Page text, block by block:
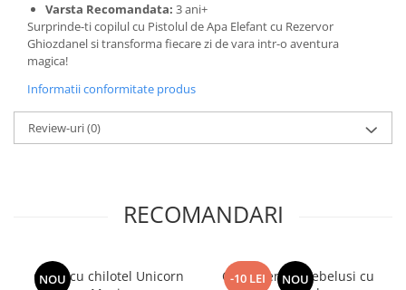
Varsta Recomandata: 3 ani+
Surprinde-ti copilul cu Pistolul de Apa Elefant cu Rezervor
Ghiozdanel si transforma fiecare zi de vara intr-o aventura
magica!
Informatii conformitate produs
Review-uri(0)
RECOMANDARI
NOU
Colac cu chilotel Unicorn
-10 LEI NOU
Colac pentru bebelusi cu